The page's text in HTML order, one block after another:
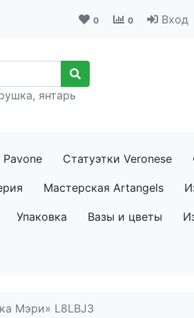
0 0 Вход
янтарь
Статуэтки Veronese
Мастерская Artangels
Упаковка Вазы и цветы
Мэри» L8LBJ3